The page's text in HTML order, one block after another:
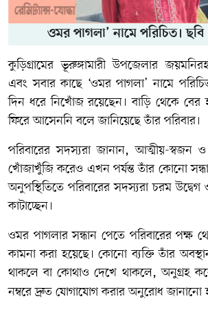
ওমর পাগলা’ নামে পরিচিত।
কুড়িগ্রামের ভূরুঙ্গামারী উপজেলার
এবং সবার কাছে ‘ওমর পাগলা’ নামে
দিন ধরে নিখোঁজ রয়েছেন। বাড়ি থেকে
ফিরে আসেননি বলে জানিয়েছে তাঁর পরিবার।
পরিবারের সদস্যরা জানান, আত্মীয়-স্বজন ও
খোঁজাখুঁজি করেও এখন পর্যন্ত তাঁর কোনো
অনুপস্থিতিতে পরিবারের সদস্যরা চরম উদ্বেগ
কাটাচ্ছেন।
ওমর পাগলার সন্ধান পেতে পরিবারের পক্ষ
কামনা করা হয়েছে। কোনো ব্যক্তি তাঁর
থাকলে বা কোথাও দেখে থাকলে, অনুগ্রহ
নম্বরে দ্রুত যোগাযোগ করার অনুরোধ জানানো